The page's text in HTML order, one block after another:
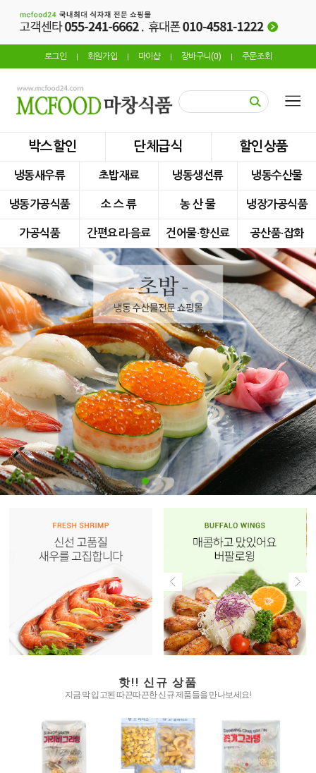
로그인 회원가입 마이샵 장바구니(0) 주문조회
박스할인 단체급식 할인상품
냉동새우류 초밥재료 냉동생선류 냉동수산물
냉동가공식품 소 스 류 농 산 물 냉장가공식품
가공식품 간편요리·음료 건어물·향신료 공산품·잡화
핫!! 신규 상품
지금 막 입고된 따끈따끈한 신규 제품들을 만나보세요!